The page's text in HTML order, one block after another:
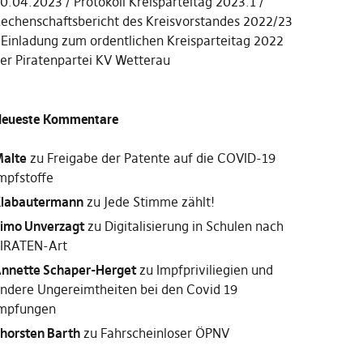
des Kreisvorstandes 2022/23
Einladung zum ordentlichen Kreisparteitag 2022
Piratenpartei KV Wetterau
Kommentare
zu Freigabe der Patente auf die COVID-19
zu Jede Stimme zählt!
Unverzagtzu Digitalisierung in Schulen nach
Art
Schaper-Hergetzu Impfpriviliegien und
Ungereimtheiten bei den Covid 19
Barthzu Fahrscheinloser ÖPNV